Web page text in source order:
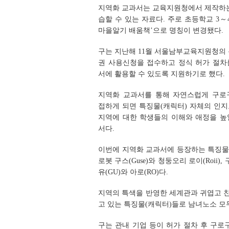
지역화 교과서는 교육지원청에서 제작
습할 수 있는 자료다. 주로 초등학교 3
마을알기 배움책’으로 명칭이 변경됐다.
구는 지난해 11월 서울남부교육지원청
권 사용신청을 접수하고 정식 허가 절
서에 활용할 수 있도록 지원하기로 했다.
지역화 교과서를 통해 자연스럽게 구로
접하게 되면 특징물(캐릭터) 자체의 인
지역에 대한 학생들의 이해와 애정을
서다.
이번에 지역화 교과서에 등장하는 특징
로봇 구스(Guse)와 청둥오리 로이(Roii),
유(GU)와 아로(RO)다.
지역의 특색을 반영한 세계관과 귀엽고
고 있는 특징물(캐릭터)들로 남녀노소 모
구는 관내 기업 등이 허가 절차 후 구로